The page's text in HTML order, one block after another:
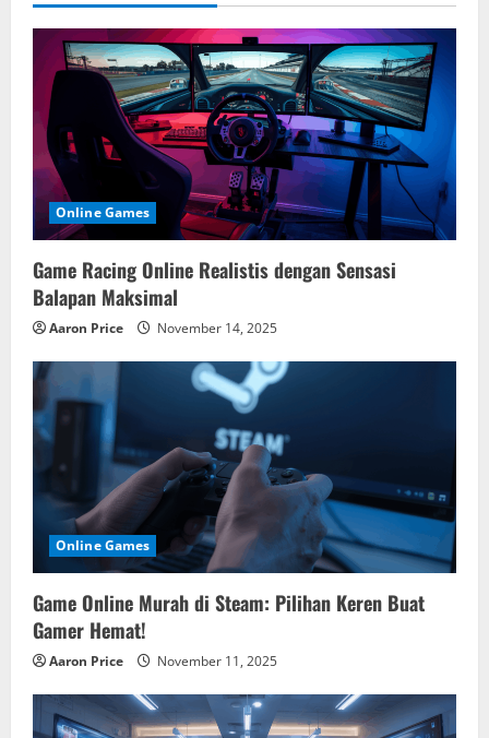
Online Games
Game Racing Online Realistis dengan Sensasi
Balapan Maksimal
Aaron Price November 14, 2025
Online Games
Game Online Murah di Steam: Pilihan Keren Buat
Gamer Hemat!
Aaron Price November 11, 2025